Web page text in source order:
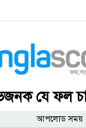
যে ফল
আপলোড সময় :